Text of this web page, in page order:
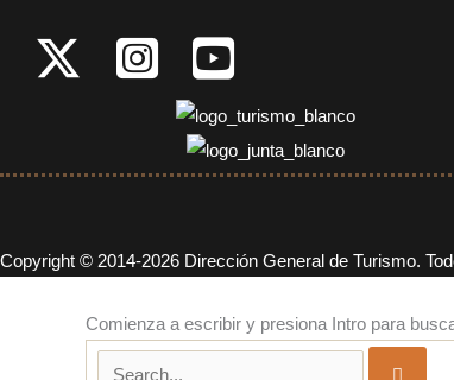
Copyright © 2014-2026 Dirección General de Turismo.
Comienza a escribir y presiona Intro para